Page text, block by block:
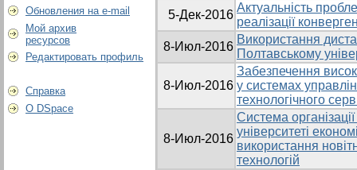
Обновления на e-mail
Мой архив
ресурсов
Редактировать профиль
Справка
О DSpace
5-Дек-2016
Актуальність
реалізації
8-Июл-2016
Використання
Полтавському
8-Июл-2016
Забезпечення
у системах
технологічного
8-Июл-2016
Система
університеті
використання
технологій